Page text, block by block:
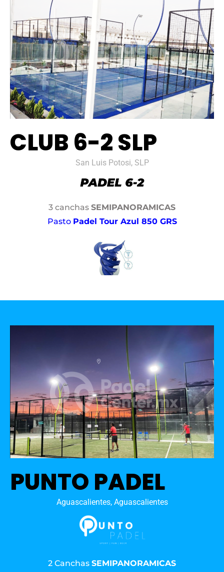
CLUB 6-2 SLP
San Luis Potosi, SLP
3 canchas SEMIPANORAMICAS
Pasto Padel Tour Azul 850 GRS
PUNTO PADEL
Aguascalientes, Aguascalientes
2 Canchas SEMIPANORAMICAS